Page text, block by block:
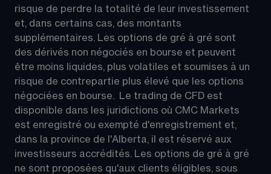
risque de perdre la totalité de leur investissement
et, dans certains cas, des montants
supplémentaires. Les options de gré à gré sont
des dérivés non négociés en bourse et peuvent
être moins liquides, plus volatiles et soumises à un
risque de contrepartie plus élevé que les options
négociées en bourse.  Le trading de CFD est
disponible dans les juridictions où CMC Markets
est enregistré ou exempté d'enregistrement et,
dans la province de l'Alberta, il est réservé aux
investisseurs accrédités. Les options de gré à gré
ne sont proposées qu'aux clients éligibles, sous